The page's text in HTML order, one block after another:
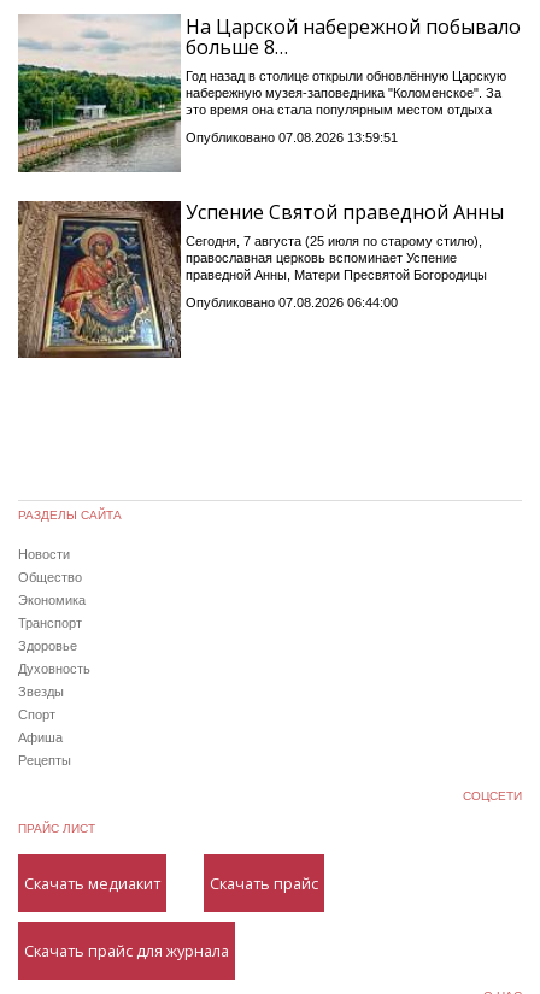
На Царской набережной побывало
больше 8…
Год назад в столице открыли обновлённую Царскую
набережную музея-заповедника "Коломенское". За
это время она стала популярным местом отдыха
Опубликовано 07.08.2026 13:59:51
Успение Святой праведной Анны
Сегодня, 7 августа (25 июля по старому стилю),
православная церковь вспоминает Успение
праведной Анны, Матери Пресвятой Богородицы
Опубликовано 07.08.2026 06:44:00
РАЗДЕЛЫ САЙТА
Новости
Общество
Экономика
Транспорт
Здоровье
Духовность
Звезды
Спорт
Афиша
Рецепты
СОЦСЕТИ
ПРАЙС ЛИСТ
Скачать медиакит Скачать прайс
Скачать прайс для журнала